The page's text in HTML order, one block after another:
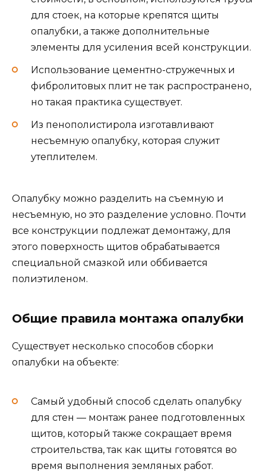
для стоек, на которые крепятся щиты
опалубки, а также дополнительные
элементы для усиления всей конструкции.
Использование цементно-стружечных и
фибролитовых плит не так распространено,
но такая практика существует.
Из пенополистирола изготавливают
несъемную опалубку, которая служит
утеплителем.
Опалубку можно разделить на съемную и
несъемную, но это разделение условно. Почти
все конструкции подлежат демонтажу, для
этого поверхность щитов обрабатывается
специальной смазкой или оббивается
полиэтиленом.
Общие правила монтажа опалубки
Существует несколько способов сборки
опалубки на объекте:
Самый удобный способ сделать опалубку
для стен — монтаж ранее подготовленных
щитов, который также сокращает время
строительства, так как щиты готовятся во
время выполнения земляных работ.